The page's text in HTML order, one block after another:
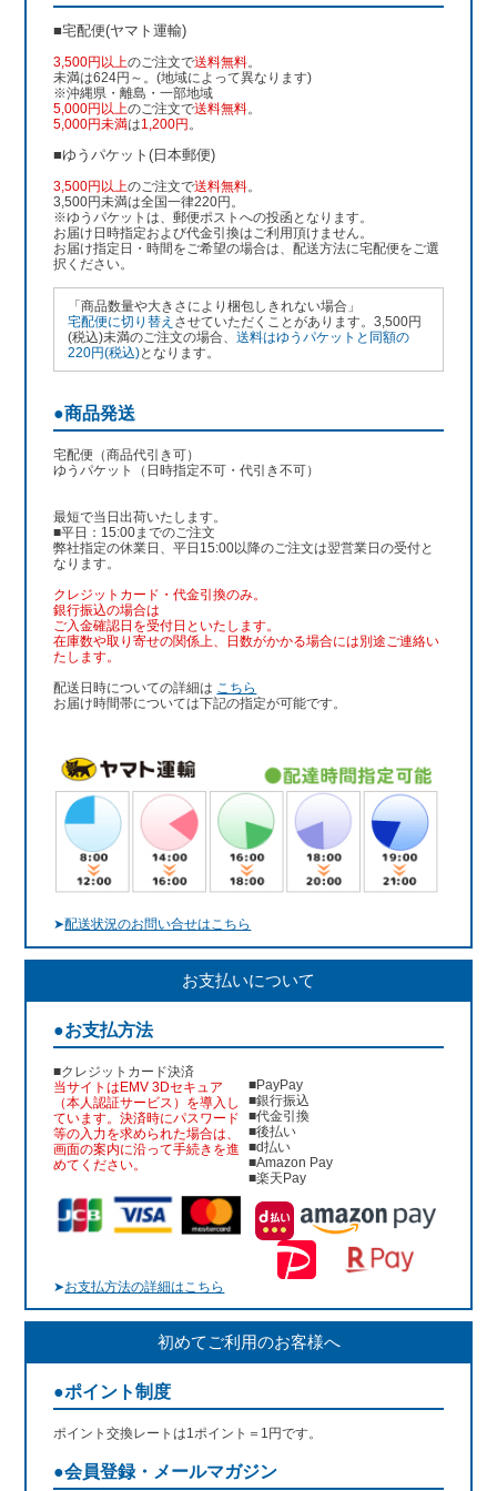
■宅配便(ヤマト運輸)
3,500円以上のご注文で送料無料。
未満は624円～。(地域によって異なります)
※沖縄県・離島・一部地域
5,000円以上のご注文で送料無料。
5,000円未満は1,200円 。
■ゆうパケット(日本郵便)
3,500円以上のご注文で送料無料。
3,500円未満は全国一律220円。
※ゆうパケットは、郵便ポストへの投函となります。
お届け日時指定および代金引換はご利用頂けません。
お届け指定日・時間をご希望の場合は、配送方法に宅配便をご選
択ください。
「商品数量や大きさにより梱包しきれない場合」
宅配便に切り替え させていただくことがあります。3,500円
(税込)未満のご注文の場合、送料はゆうパケットと同額の
220円(税込)となります。
●商品発送
宅配便（商品代引き可）
ゆうパケット（日時指定不可・代引き不可）
最短で当日出荷いたします。
■平日：15:00までのご注文
弊社指定の休業日、平日15:00以降のご注文は翌営業日の受付と
なります。
クレジットカード・代金引換のみ。
銀行振込の場合は
ご入金確認日を受付日といたします。
在庫数や取り寄せの関係上、日数がかかる場合には別途ご連絡い
たします。
配送日時についての詳細は こちら
お届け時間帯については下記の指定が可能です。
➤配送状況のお問い合せはこちら
お支払いについて
●お支払方法
■クレジットカード決済
当サイトはEMV 3Dセキュア
（本人認証サービス）を導入し
ています。決済時にパスワード
等の入力を求められた場合は、
画面の案内に沿って手続きを進
めてください。
■PayPay
■銀行振込
■代金引換
■後払い
■d払い
■Amazon Pay
■楽天Pay
➤お支払方法の詳細はこちら
初めてご利用のお客様へ
●ポイント制度
ポイント交換レートは1ポイント＝1円です。
●会員登録・メールマガジン